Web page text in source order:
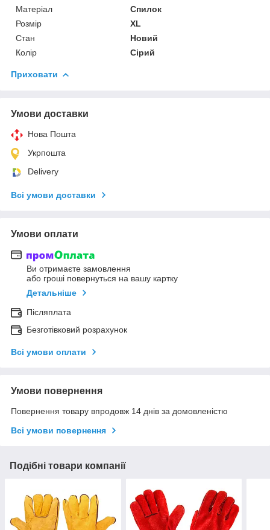
Матеріал
Спилок
Розмір
XL
Стан
Новий
Колір
Сірий
Приховати
Умови доставки
Нова Пошта
Укрпошта
Delivery
Всі умови доставки
Умови оплати
Ви отримаєте замовлення
або гроші повернуться на вашу картку
Детальніше
Післяплата
Безготівковий розрахунок
Всі умови оплати
Умови повернення
Повернення товару впродовж 14 днів за домовленістю
Всі умови повернення
Подібні товари компанії